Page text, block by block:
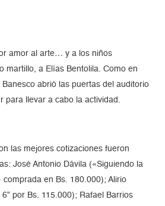
amor al arte… y a los niños
martillo, a Elías Bentolila. Como en
abrió las puertas del auditorio
para llevar a cabo la actividad.
las mejores cotizaciones fueron
José Antonio Dávila («Siguiendo la
comprada en Bs. 180.000); Alirio
6” por Bs. 115.000); Rafael Barrios